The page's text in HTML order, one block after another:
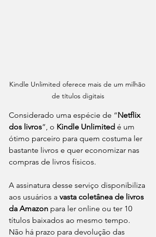
Kindle Unlimited oferece mais de um milhão
de títulos digitais
Considerado uma espécie de “Netflix
dos livros”, o Kindle Unlimited é um
ótimo parceiro para quem costuma ler
bastante livros e quer economizar nas
compras de livros físicos.
A assinatura desse serviço disponibiliza
aos usuários a vasta coletânea de livros
da Amazon para ler online ou ter 10
títulos baixados ao mesmo tempo.
Não há prazo para devolução das